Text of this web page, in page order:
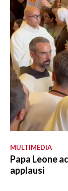
MULTIMEDIA
Papa Leone
applausi